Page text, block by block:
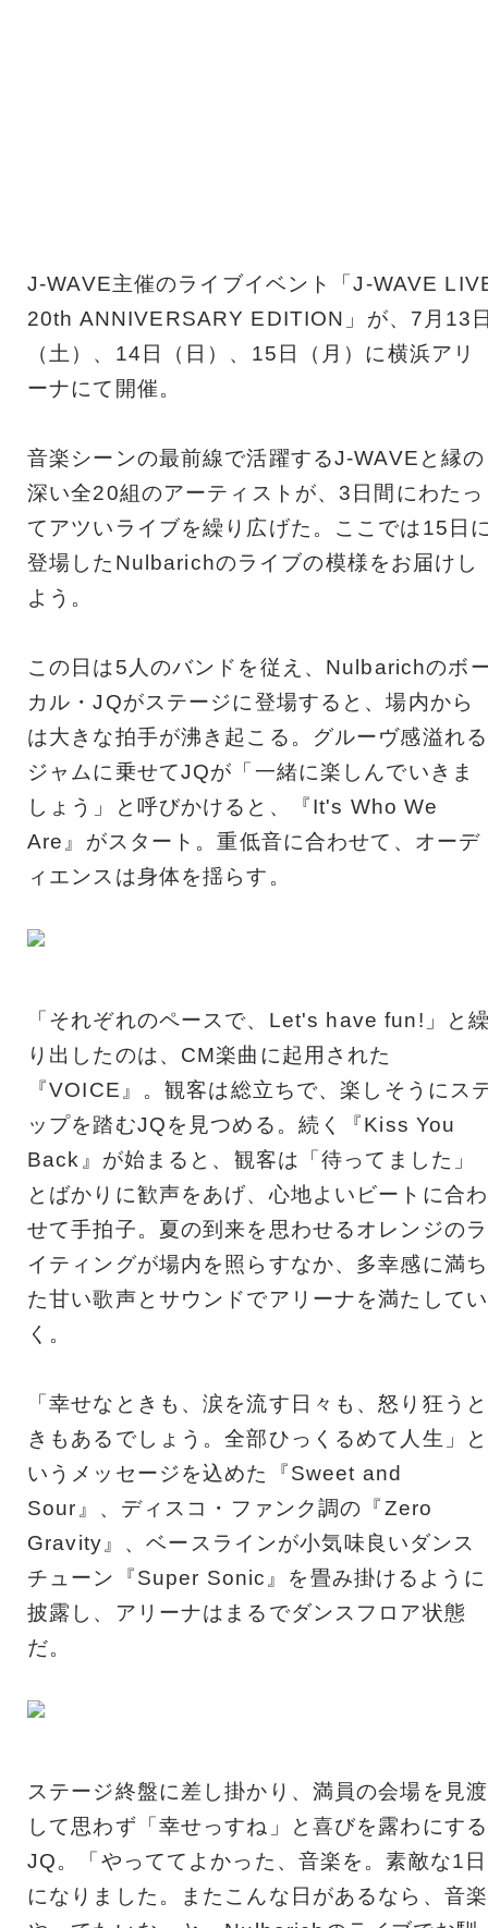
J-WAVE主催のライブイベント「J-WAVE
20th ANNIVERSARY EDITION」が、7月13
（土）、14日（日）、15日（月）に横浜アリ
ーナにて開催。
音楽シーンの最前線で活躍するJ-WAVEと縁の
深い全20組のアーティストが、3日間にわたっ
てアツいライブを繰り広げた。ここでは15日
登場したNulbarichのライブの模様をお届けし
よう。
この日は5人のバンドを従え、Nulbarichのボ
カル・JQがステージに登場すると、場内から
は大きな拍手が沸き起こる。グルーヴ感溢れる
ジャムに乗せてJQが「一緒に楽しんでいきま
しょう」と呼びかけると、『It's Who We
Are』がスタート。重低音に合わせて、オーデ
ィエンスは身体を揺らす。
「それぞれのペースで、Let's have fun!」と
り出したのは、CM楽曲に起用された
『VOICE』。観客は総立ちで、楽しそうにス
ップを踏むJQを見つめる。続く『Kiss You
Back』が始まると、観客は「待ってました」
とばかりに歓声をあげ、心地よいビートに合わ
せて手拍子。夏の到来を思わせるオレンジのラ
イティングが場内を照らすなか、多幸感に満ち
た甘い歌声とサウンドでアリーナを満たしてい
く。
「幸せなときも、涙を流す日々も、怒り狂うと
きもあるでしょう。全部ひっくるめて人生」と
いうメッセージを込めた『Sweet and
Sour』、ディスコ・ファンク調の『Zero
Gravity』、ベースラインが小気味良いダンス
チューン『Super Sonic』を畳み掛けるように
披露し、アリーナはまるでダンスフロア状態
だ。
ステージ終盤に差し掛かり、満員の会場を見渡
して思わず「幸せっすね」と喜びを露わにする
JQ。「やっててよかった、音楽を。素敵な1日
になりました。またこんな日があるなら、音楽